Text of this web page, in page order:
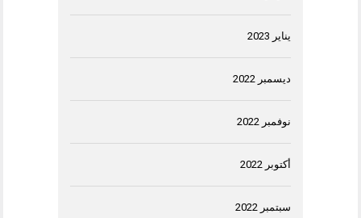
يناير 2023
ديسمبر 2022
نوفمبر 2022
أكتوبر 2022
سبتمبر 2022